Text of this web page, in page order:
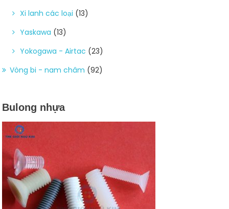
Xi lanh các loại (13)
Yaskawa (13)
Yokogawa - Airtac (23)
Vòng bi - nam châm (92)
Bulong nhựa